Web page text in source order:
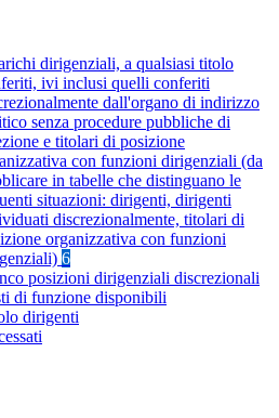
dirigenziali, a qualsiasi titolo
ivi inclusi quelli conferiti
dall'organo di indirizzo
senza procedure pubbliche di
e titolari di posizione
con funzioni dirigenziali (da
in tabelle che distinguano le
situazioni: dirigenti, dirigenti
discrezionalmente, titolari di
organizzativa con funzioni
6
posizioni dirigenziali discrezionali
di funzione disponibili
dirigenti